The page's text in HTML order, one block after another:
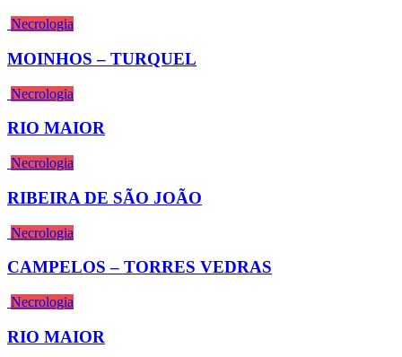
Necrologia
MOINHOS – TURQUEL
Necrologia
RIO MAIOR
Necrologia
RIBEIRA DE SÃO JOÃO
Necrologia
CAMPELOS – TORRES VEDRAS
Necrologia
RIO MAIOR